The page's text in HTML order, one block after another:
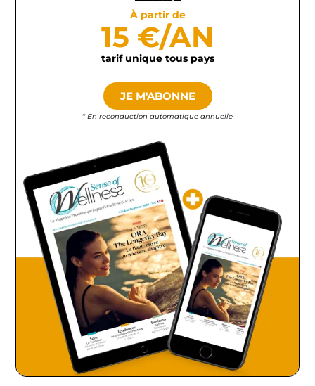
À partir de
15 €/AN
tarif unique tous pays
JE M'ABONNE
* En reconduction automatique annuelle